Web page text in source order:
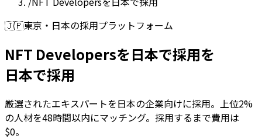
🇯🇵東京・日本の採用プラットフォーム
NFT Developersを日本で採用を
日本で採用
厳選されたエキスパートを日本の企業向けに採用。上位2%
の人材を48時間以内にマッチング。採用するまで費用は
$0。